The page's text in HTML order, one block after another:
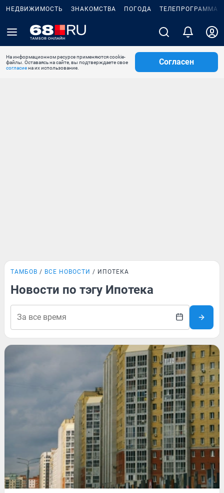
НЕДВИЖИМОСТЬ ЗНАКОМСТВА ПОГОДА ТЕЛЕПРОГРАММА
На информационном ресурсе применяются cookie-
файлы. Оставаясь на сайте, вы подтверждаете свое
согласиена их использование.
Согласен
ТАМБОВ ВСЕ НОВОСТИ ИПОТЕКА
Новости по тэгу Ипотека